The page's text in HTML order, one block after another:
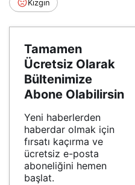
Kızgın
Tamamen
Ücretsiz Olarak
Bültenimize
Abone Olabilirsin
Yeni haberlerden
haberdar olmak için
fırsatı kaçırma ve
ücretsiz e-posta
aboneliğini hemen
başlat.